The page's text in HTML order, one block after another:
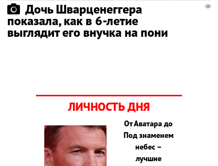
Дочь Шварценеггера
показала, как в 6-летие
выглядит его внучка на пони
ЛИЧНОСТЬ ДНЯ
От Аватара до
Под знаменем
небес –
лучшие